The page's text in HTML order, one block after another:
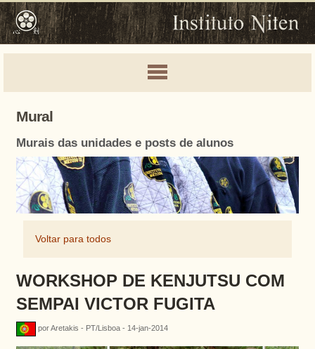
Mural
Murais das unidades e posts de alunos
Voltar para todos
WORKSHOP DE KENJUTSU COM
SEMPAI VICTOR FUGITA
por Aretakis - PT/Lisboa - 14-jan-2014